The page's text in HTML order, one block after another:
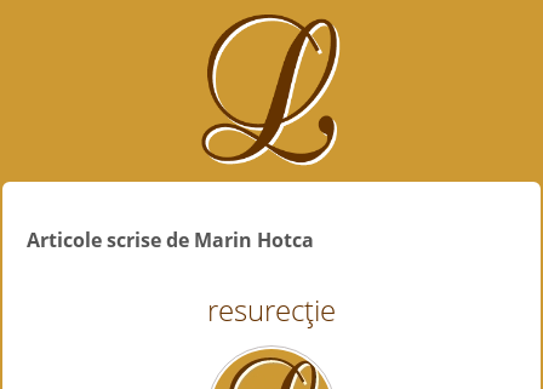
Articole scrise de Marin Hotca
resurecţie